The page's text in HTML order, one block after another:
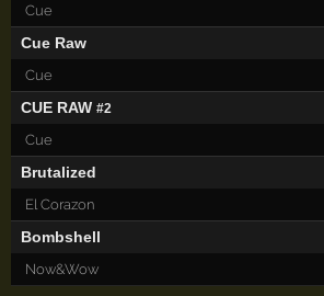
Cue
Cue Raw
Cue
CUE RAW #2
Cue
Brutalized
El Corazon
Bombshell
Now&Wow